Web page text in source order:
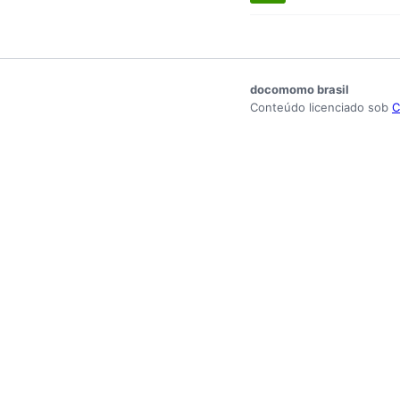
docomomo brasil
Conteúdo licenciado sob